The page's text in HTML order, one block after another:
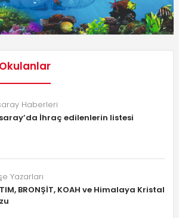
Haberleri
İhraç edilenlerin listesi
Yazarları
BRONŞİT, KOAH ve Himalaya Kristal